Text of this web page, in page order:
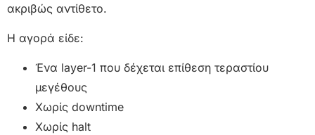
ακριβώς αντίθετο.
Η αγορά είδε:
Ένα layer-1 που δέχεται επίθεση τεραστίου
μεγέθους
Χωρίς downtime
Χωρίς halt